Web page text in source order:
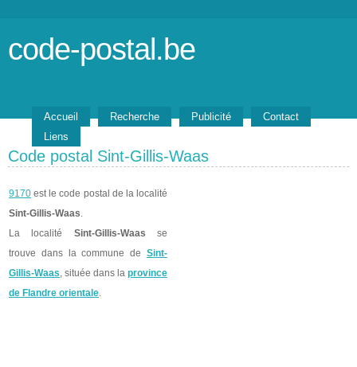
code-postal.be
Accueil Recherche Publicité
Contact
Liens
Code postal Sint-Gillis-Waas
9170 est le code postal de la localité
Sint-Gillis-Waas.
La localité Sint-Gillis-Waas se
trouve dans la commune de Sint-
Gillis-Waas, située dans la province
de Flandre orientale.